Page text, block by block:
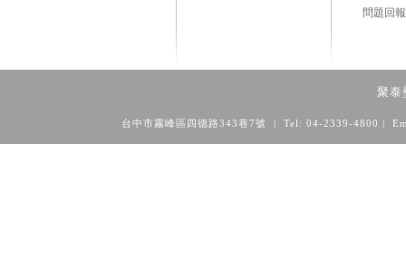
問題回報
聚泰
台中市霧峰區四德路343巷7號 | Tel: 04-2339-4800 |